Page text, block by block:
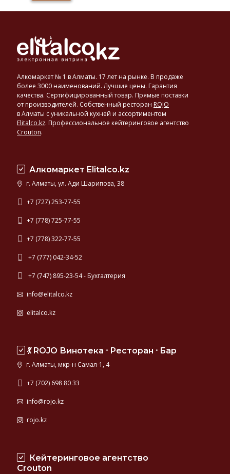
производственных площадок Геом, который
Алкомаркет № 1 в Алматы. 17 лет на рынке. В продаже
более 3000 наименований. Лучшие цены. Гарантия
качества. Сертифицированный товар. Прямые поставки
от производителей. Собственный ресторан ROJO
в Алматы с уникальной кухней и ассортиментом
Elitalco.kz. Профессиональное кейтеринговое агентство
Crouton.
Алкомаркет Elitalco.kz
г. Алматы, ул. Ади Шарипова, 38
+7 (727) 253-77-55
+7 (778) 725-77-55
+7 (778) 322-77-55
+7 (777) 042-34-52
+7 (747) 895-23-54 - Бухгалтерия
info@elitalco.kz
elitalco.kz
💃 ROJO Винотека ⸱ Ресторан ⸱ Бар
г. Алматы, мкр-н Самал-1, 4
+7 (702) 698 80 33
info@rojo.kz
rojo.kz
Кейтеринговое агентство
Crouton